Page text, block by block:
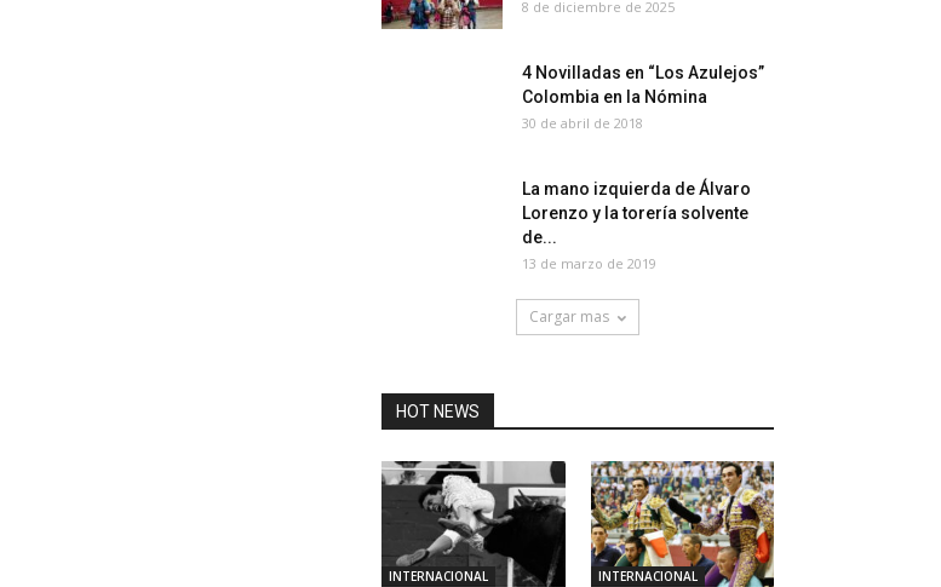
8 de diciembre de 2025
4 Novilladas en “Los Azulejos”
Colombia en la Nómina
30 de abril de 2018
La mano izquierda de Álvaro
Lorenzo y la torería solvente
de...
13 de marzo de 2019
Cargar mas
HOT NEWS
INTERNACIONAL INTERNACIONAL